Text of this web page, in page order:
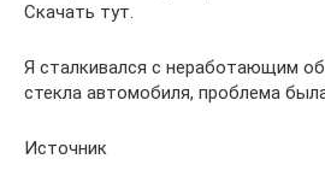
Скачать тут.
Я сталкивался с неработающим
стекла автомобиля, проблема
Источник